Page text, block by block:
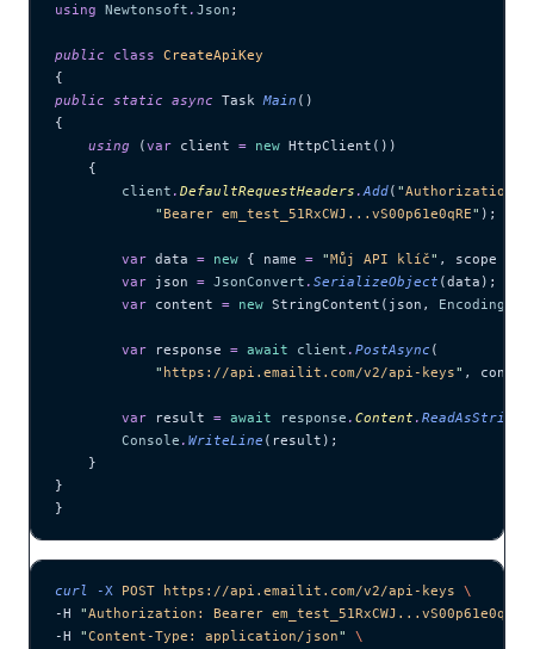
using Newtonsoft . Json ;
public class CreateApiKey
{
public static async Task Main ()
{
    using
(var client = new HttpClient())
    {
        client
. DefaultRequestHeaders .Add( "Authorization
            "
Bearer em_test_51RxCWJ...vS00p61e0qRE" );
        var
data = new { name = "Můj API klíč" , scope
        var
json = JsonConvert . SerializeObject (data);
        var
content = new StringContent(json, Encoding
        var
response = await client . PostAsync (
            "
https://api.emailit.com/v2/api-keys" ,
        var
result = await response . Content .
        Console
. WriteLine (result);
    }
}
}
curl -X POST https://api.emailit.com/v2/api-keys \
-H "Authorization: Bearer em_test_51RxCWJ...vS00p61e0qRE
-H "Content-Type: application/json" \